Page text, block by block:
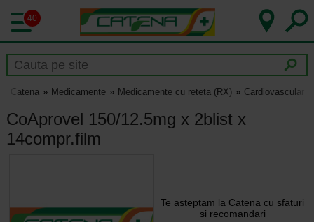
40
Catena Medicamente Medicamente cu reteta (RX) Cardiovascular
CoAprovel 150/12.5mg x 2blist x
14compr.film
Te asteptam la Catena cu sfaturi
si recomandari